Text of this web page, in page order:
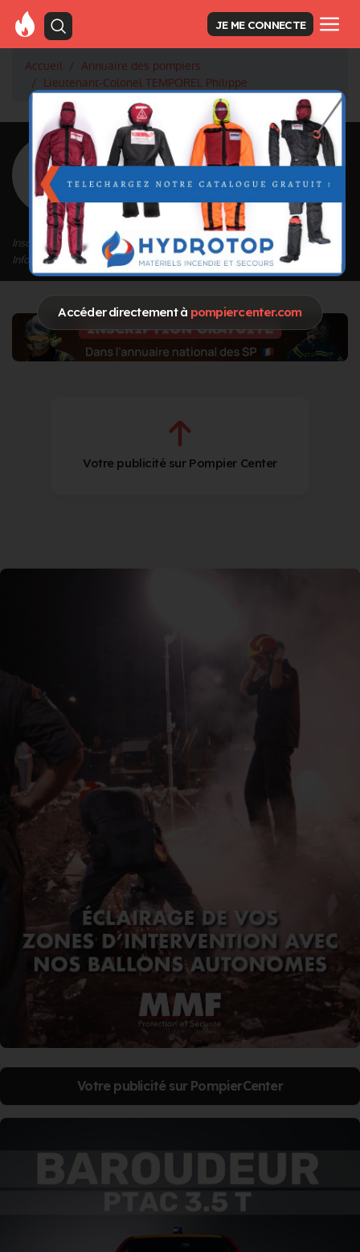
Accéder directement à pompiercenter.com
JE ME CONNECTE
Accueil
Annuaire des pompiers
Lieutenant-Colonel TEMPOREL Philippe
<Retour à la liste des pompiers
TEMPOREL
Philippe
Grade : Lieutenant-Colonel
Inscrit depuis le 28/09/2020 à 15:45
Informations mises à jour le 03/10/2020 à 09:54
Votre publicité sur Pompier Center
Votre publicité sur PompierCenter